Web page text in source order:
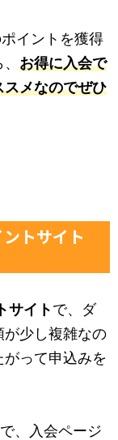
イントを獲得
お得に入会で
メなのでぜひ
トサイト
サイトで、ダ
少し複雑なの
って申込みを
、入会ページ